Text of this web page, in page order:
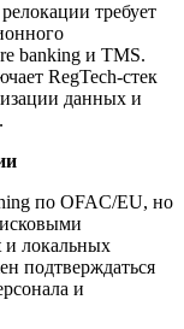
требует
banking и TMS.
RegTech-стек
данных и
по OFAC/EU, но
локальных
подтверждаться
и